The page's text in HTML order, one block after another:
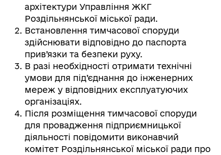
архітектури Управління ЖКГ
Роздільнянської міської ради.
Встановлення тимчасової споруди
здійснювати відповідно до паспорта
прив’язки та безпеки руху.
В разі необхідності отримати технічні
умови для під’єднання до інженерних
мереж у відповідних експлуатуючих
організаціях.
Після розміщення тимчасової споруди
для провадження підприємницької
діяльності повідомити виконавчий
комітет Роздільнянської міської ради про